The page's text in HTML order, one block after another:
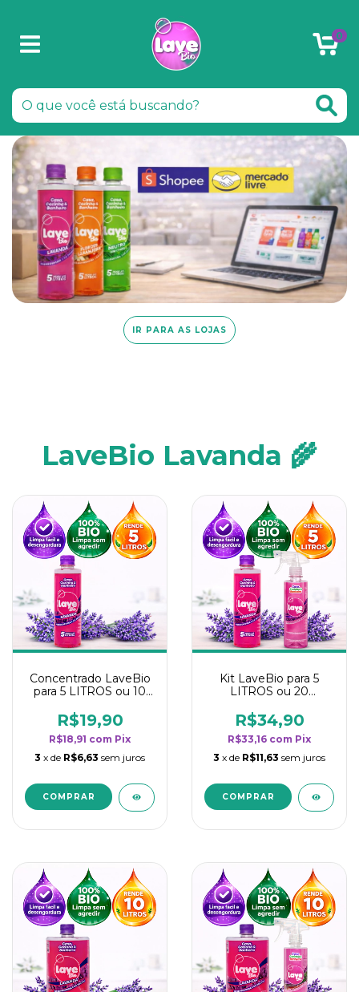
0
IR PARA AS LOJAS
LaveBio Lavanda 🌾
Concentrado LaveBio
para 5 LITROS ou 10
rendimento da
categoria - Lavanda
R$19,90
R$18,91 com Pix
3 x de R$6,63 sem juros
Kit LaveBio para 5
LITROS ou 20
rendimento da
categoria - Lavanda
R$34,90
R$33,16 com Pix
3 x de R$11,63 sem juros